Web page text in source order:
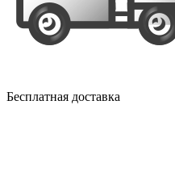
Бесплатная доставка